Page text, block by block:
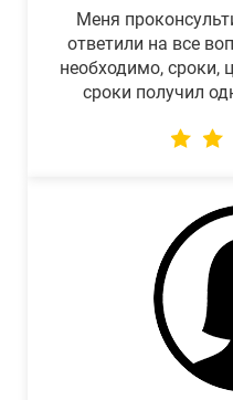
Меня
ответили на все
необходимо, сроки,
сроки получил